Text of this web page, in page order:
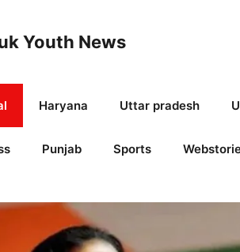
Youth News
Haryana Uttar pradesh
Punjab Sports